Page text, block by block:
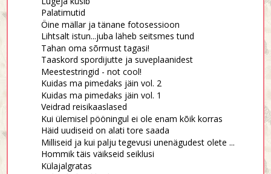
Palatimutid
Öine mällar ja tänane fotosessioon
Lihtsalt istun...juba läheb seitsmes tund
Tahan oma sõrmust tagasi!
Taaskord spordijutte ja suveplaanidest
Meestestringid - not cool!
Kuidas ma pimedaks jäin vol. 2
Kuidas ma pimedaks jäin vol. 1
Veidrad reisikaaslased
Kui ülemisel pööningul ei ole enam kõik korras
Häid uudiseid on alati tore saada
Milliseid ja kui palju tegevusi unenägudest olete ...
Hommik täis väikseid seiklusi
Külajalgratas